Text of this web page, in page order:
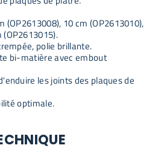
(OP2613008), 10 cm (OP2613010),
(OP2613015).
polie brillante.
bi-matière avec embout
les joints des plaques de
optimale.